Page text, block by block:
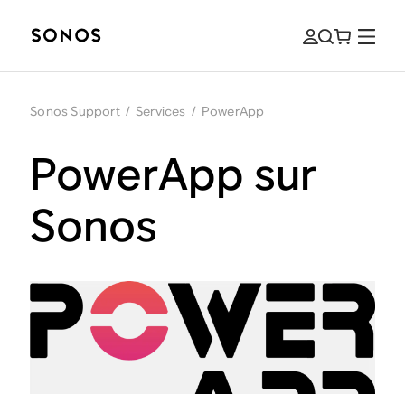
Sonos Support / Services / PowerApp
PowerApp sur
Sonos